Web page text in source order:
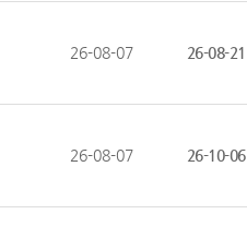
26-08-07 26-08-21
26-08-07 26-10-06